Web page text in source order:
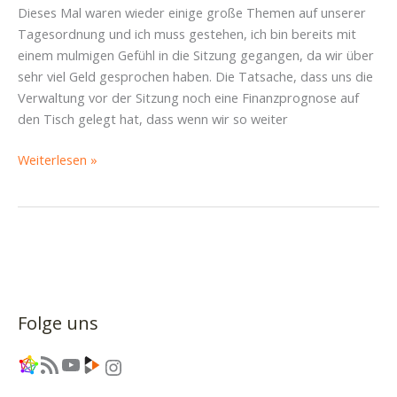
Dieses Mal waren wieder einige große Themen auf unserer
Tagesordnung und ich muss gestehen, ich bin bereits mit
einem mulmigen Gefühl in die Sitzung gegangen, da wir über
sehr viel Geld gesprochen haben. Die Tatsache, dass uns die
Verwaltung vor der Sitzung noch eine Finanzprognose auf
den Tisch gelegt hat, dass wenn wir so weiter
SBR-
für
Moosmutzelhaus,
Weiterlesen »
Folge uns
Link RSS-Feed YouTube Link Instagram